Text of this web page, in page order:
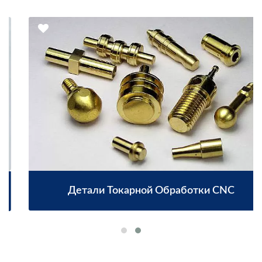
Детали Токарной Обработки CNC